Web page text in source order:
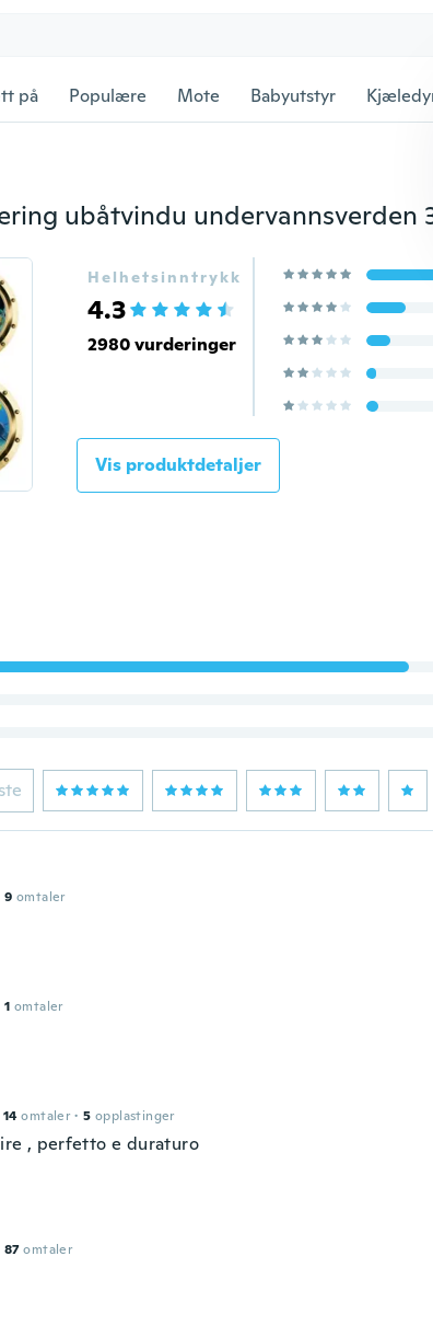
på Populære Mote Babyutstyr
Helhetsinntrykk
4.3
2980 vurderinger
Vis produktdetaljer
9 omtaler
1 omtaler
14 omtaler · 5 opplastinger
, perfetto e duraturo
87 omtaler